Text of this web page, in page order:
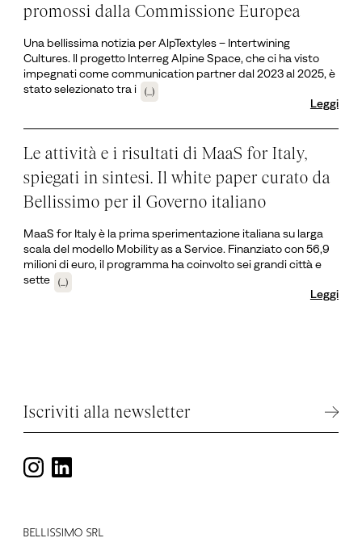
promossi dalla Commissione Europea
Una bellissima notizia per AlpTextyles – Intertwining
Cultures. Il progetto Interreg Alpine Space, che ci ha visto
impegnati come communication partner dal 2023 al 2025, è
stato selezionato tra i
(...)
Leggi
Le attività e i risultati di MaaS for Italy,
spiegati in sintesi. Il white paper curato da
Bellissimo per il Governo italiano
MaaS for Italy è la prima sperimentazione italiana su larga
scala del modello Mobility as a Service. Finanziato con 56,9
milioni di euro, il programma ha coinvolto sei grandi città e
sette
(...)
Leggi
Iscriviti alla newsletter
BELLISSIMO SRL